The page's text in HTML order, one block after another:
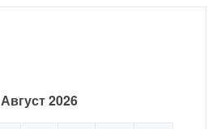
Август 2026